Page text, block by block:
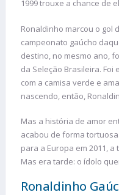
1999 trouxe a chance de
Ronaldinho marcou o gol
campeonato gaúcho
destino, no mesmo ano,
da Seleção Brasileira.
com a camisa verde e
nascendo, então,
Mas a história de amor
acabou de forma
para a Europa em 2011,
Mas era tarde: o ídolo
Ronaldinho